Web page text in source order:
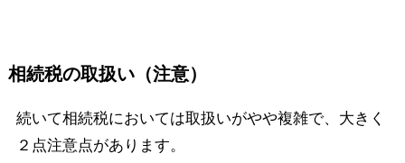
相続税の取扱い（注意）
続いて相続税においては取扱いがやや複雑で、大きく
２点注意点があります。